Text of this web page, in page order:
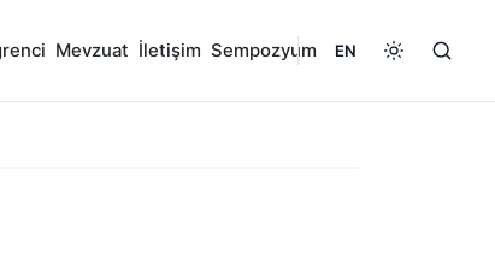
Mevzuat İletişim Sempozyum EN